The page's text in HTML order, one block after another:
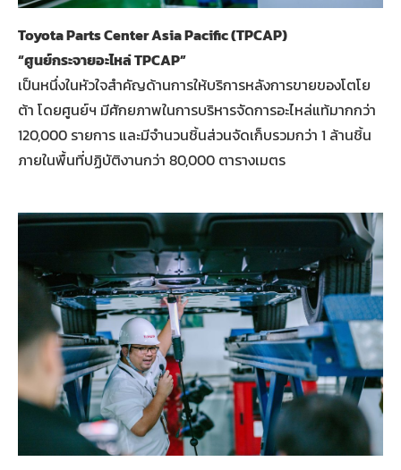
Toyota Parts Center Asia Pacific (TPCAP)
“ศูนย์กระจายอะไหล่TPCAP”
เป็นหนึ่งในหัวใจสำคัญด้านการให้บริการหลังการขายของโตโย
ต้า โดยศูนย์ฯ มีศักยภาพในการบริหารจัดการอะไหล่แท้มากกว่า
120,000 รายการ และมีจำนวนชิ้นส่วนจัดเก็บรวมกว่า 1 ล้านชิ้น
ภายในพื้นที่ปฏิบัติงานกว่า 80,000 ตารางเมตร